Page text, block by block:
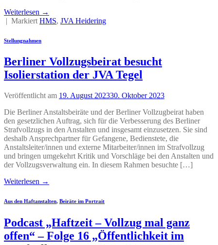
Weiterlesen →
| Markiert HMS, JVA Heidering
Stellungnahmen
Berliner Vollzugsbeirat besucht
Isolierstation der JVA Tegel
Veröffentlicht am 19. August 202330. Oktober 2023
Die Berliner Anstaltsbeiräte und der Berliner Vollzugbeirat haben
den gesetzlichen Auftrag, sich für die Verbesserung des Berliner
Strafvollzugs in den Anstalten und insgesamt einzusetzen. Sie sind
deshalb Ansprechpartner für Gefangene, Bedienstete, die
Anstaltsleiter/innen und externe Mitarbeiter/innen im Strafvollzug
und bringen umgekehrt Kritik und Vorschläge bei den Anstalten und
der Vollzugsverwaltung ein. In diesem Rahmen besuchte […]
Weiterlesen →
Aus den Haftanstalten, Beiräte im Portrait
Podcast „Haftzeit – Vollzug mal ganz
offen“ – Folge 16 „Öffentlichkeit im